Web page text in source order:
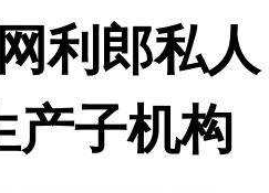
利郎私人
产子机构